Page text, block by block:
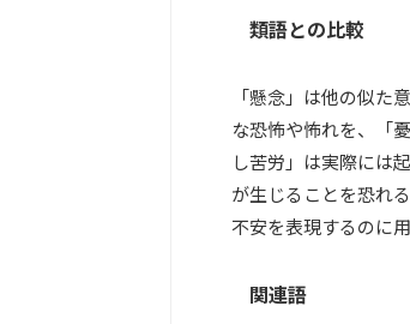
類語との比較
「懸念」は他の似
な恐怖や怖れを、「
し苦労」は実際には
が生じることを恐れ
不安を表現するのに
関連語